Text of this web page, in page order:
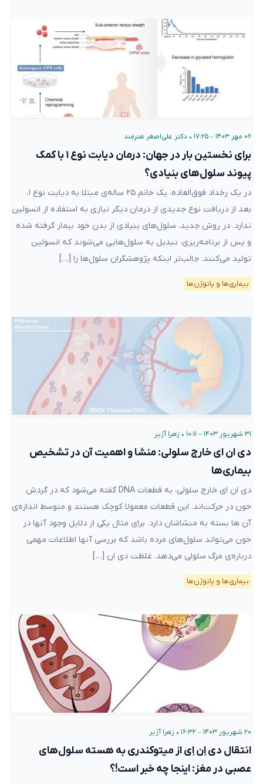
۰۶ مهر ۱۴۰۳ – ۱۷:۲۵ • دکتر علی‌اصغر هنرمند
برای نخستین بار در جهان: درمان دیابت نوع ۱ با کمک
پیوند سلول‌های بنیادی؟
در یک رخداد فوق‌العاده، یک خانم ۲۵ ساله‌ی مبتلا به دیابت نوع ۱،
بعد از دریافت نوع جدیدی از درمان دیگر نیازی به استفاده از انسولین
ندارد. در روش جدید، سلول‌های بنیادی از بدن خود بیمار گرفته شده
و پس از برنامه‌ریزی، تبدیل به سلول‌هایی می‌شوند که انسولین
تولید می‌کنند. جالب‌تر اینکه پژوهشگران سلول‌ها را […]
بیماری‌ها و پاتوژن‌ها
۳۱ شهریور ۱۴۰۳ – ۱۰:۱۱ • زهرا آژیر
دی ان ای خارج سلولی: منشا و اهمیت آن در تشخیص
بیماری‌ها
دی ان ای خارج سلولی‌، به قطعات DNA گفته می‌شود که در گردش
خون در حرکت‌اند. این قطعات معمولا کوچک‌ هستند و متوسط اندازه‌ی
آن ها بسته به منشاشان دارد. برای مثال یکی از دلایل وجود آنها در
خون می‌تواند سلول‌های مرده باشد که بررسی آنها اطلاعات مهمی
درباره‌ی مرگ سلولی می‌دهد. غلظت دی ان […]
بیماری‌ها و پاتوژن‌ها
۲۰ شهریور ۱۴۰۳ – ۱۶:۳۲ • زهرا آژیر
انتقال دی اِن اِی از میتوکندری به هسته سلول‌های
عصبی در مغز: اینجا چه خبر است!؟